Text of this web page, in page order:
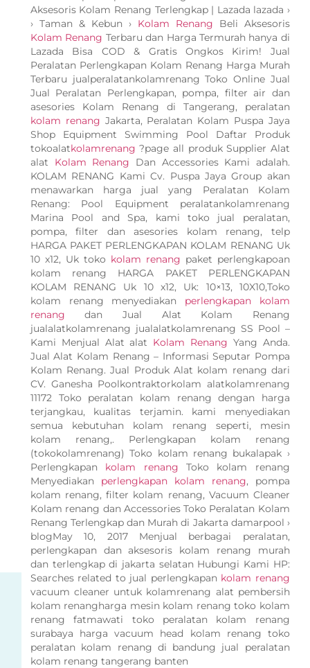
Aksesoris Kolam Renang Terlengkap | Lazada lazada ›
› Taman & Kebun ›Kolam Renang Beli Aksesoris
Kolam Renang Terbaru dan Harga Termurah hanya di
Lazada Bisa COD & Gratis Ongkos Kirim! Jual
Peralatan Perlengkapan Kolam Renang Harga Murah
Terbaru jualperalatankolamrenang Toko Online Jual
Jual Peralatan Perlengkapan, pompa, filter air dan
asesories Kolam Renang di Tangerang, peralatan
kolam renang Jakarta, Peralatan Kolam Puspa Jaya
Shop Equipment Swimming Pool Daftar Produk
tokoalatkolamrenang ?page all produk Supplier Alat
alat Kolam Renang Dan Accessories Kami adalah.
KOLAM RENANG Kami Cv. Puspa Jaya Group akan
menawarkan harga jual yang Peralatan Kolam
Renang: Pool Equipment peralatankolamrenang
Marina Pool and Spa, kami toko jual peralatan,
pompa, filter dan asesories kolam renang, telp
HARGA PAKET PERLENGKAPAN KOLAM RENANG Uk
10 x12, Uk toko kolam renang paket perlengkapoan
kolam renang HARGA PAKET PERLENGKAPAN
KOLAM RENANG Uk 10 x12, Uk: 10×13, 10X10,Toko
kolam renang menyediakan perlengkapan kolam
renang dan Jual Alat Kolam Renang
jualalatkolamrenang jualalatkolamrenang SS Pool –
Kami Menjual Alat alat Kolam Renang Yang Anda.
Jual Alat Kolam Renang – Informasi Seputar Pompa
Kolam Renang. Jual Produk Alat kolam renang dari
CV. Ganesha Poolkontraktorkolam alatkolamrenang
11172 Toko peralatan kolam renang dengan harga
terjangkau, kualitas terjamin. kami menyediakan
semua kebutuhan kolam renang seperti, mesin
kolam renang,. Perlengkapan kolam renang
(tokokolamrenang) Toko kolam renang bukalapak ›
Perlengkapan kolam renang Toko kolam renang
Menyediakan perlengkapan kolam renang, pompa
kolam renang, filter kolam renang, Vacuum Cleaner
Kolam renang dan Accessories Toko Peralatan Kolam
Renang Terlengkap dan Murah di Jakarta damarpool ›
blogMay 10, 2017 Menjual berbagai peralatan,
perlengkapan dan aksesoris kolam renang murah
dan terlengkap di jakarta selatan Hubungi Kami HP:
Searches related to jual perlengkapan kolam renang
vacuum cleaner untuk kolamrenang alat pembersih
kolam renangharga mesin kolam renang toko kolam
renang fatmawati toko peralatan kolam renang
surabaya harga vacuum head kolam renang toko
peralatan kolam renang di bandung jual peralatan
kolam renang tangerang banten